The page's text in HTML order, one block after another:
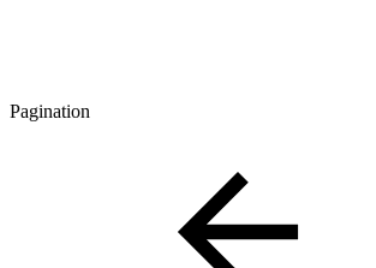
Pagination